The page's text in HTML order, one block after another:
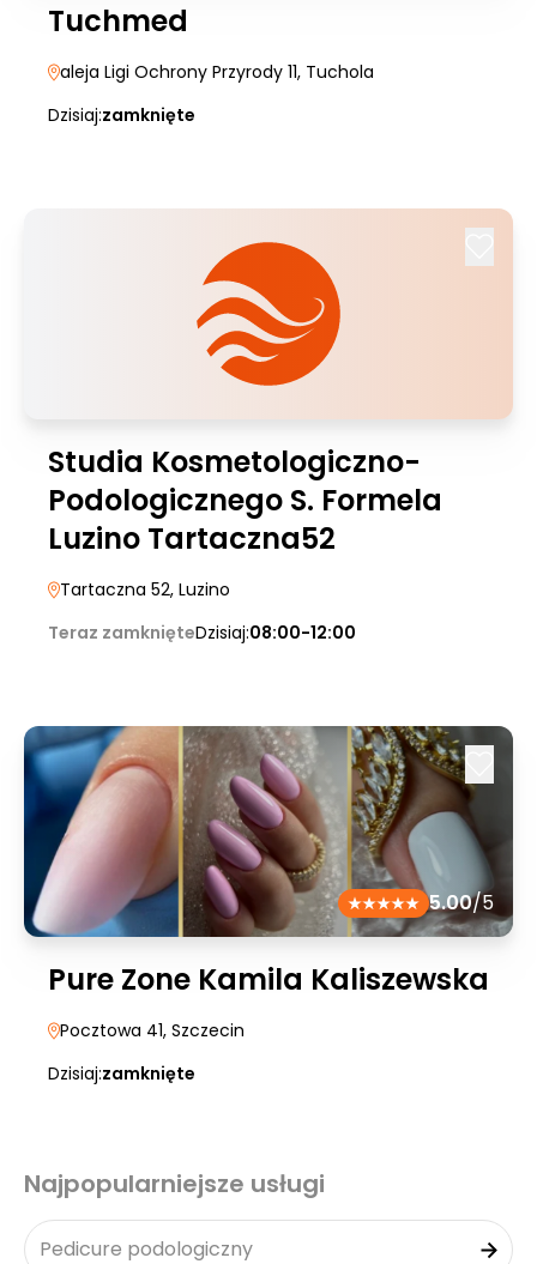
Tuchmed
aleja Ligi Ochrony Przyrody 11, Tuchola
Dzisiaj:zamknięte
Studia Kosmetologiczno-
Podologicznego S. Formela
Luzino Tartaczna52
Tartaczna 52, Luzino
Teraz zamknięteDzisiaj:08:00-12:00
5.00/5
Pure Zone Kamila Kaliszewska
Pocztowa 41, Szczecin
Dzisiaj:zamknięte
Najpopularniejsze usługi
Pedicure podologiczny